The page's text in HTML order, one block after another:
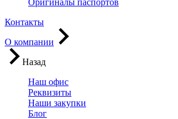
Оригиналы паспортов
Контакты
О компании
Назад
Наш офис
Реквизиты
Наши закупки
Блог